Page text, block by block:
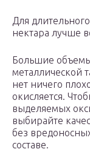
Для
нектара лучше
Большие объемы
металлической
нет ничего
окисляется.
выделяемых
выбирайте
без
составе.